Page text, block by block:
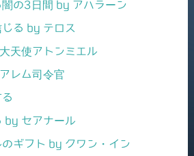
の3日間 by アハラーン
る by テロス
天使アトンミエル
レム司令官
by セアナール
ギフト by クワン・イン